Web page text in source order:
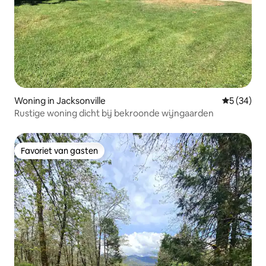
Woning in Jacksonville
5 (34)
Rustige woning dicht bij bekroonde wijngaarden
Favoriet van gasten
Favoriet van gasten